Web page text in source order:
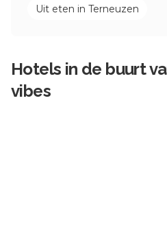
Uit eten in Terneuzen
Hotels in de buurt
vibes